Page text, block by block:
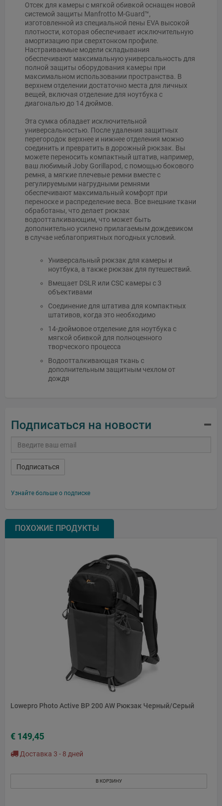
Отсек для камеры с мягкой обивкой оснащен новой
системой защиты Manfrotto M-Guard™,
изготовленной из специальной пены EVA высокой
плотности, которая обеспечивает исключительную
амортизацию при сверхтонком профиле.
Настраиваемые модели складывания
обеспечивают максимальную универсальность для
полной защиты оборудования камеры при
максимальном использовании пространства. В
верхнем отделении достаточно места для личных
вещей, включая отделение для ноутбука с
диагональю до 14 дюймов.
Эта сумка обладает исключительной
универсальностью. После удаления защитных
перегородок верхнее и нижнее отделения можно
соединить и превратить в дорожный рюкзак. Вы
можете переносить компактный штатив, например,
ваш любимый Joby Gorillapod, с помощью бокового
ремня, а мягкие плечевые ремни вместе с
регулируемыми нагрудными ремнями
обеспечивают максимальный комфорт при
переноске и распределение веса. Все внешние ткани
обработаны, что делает рюкзак
водоотталкивающим, что может быть
дополнительно усилено прилагаемым дождевиком
в случае неблагоприятных погодных условий.
Универсальный рюкзак для камеры и
ноутбука, а также рюкзак для путешествий.
Вмещает DSLR или CSC камеры с 3
объективами
Соединение для штатива для компактных
штативов, когда это необходимо
14-дюймовое отделение для ноутбука с
мягкой обивкой для полноценного
творческого процесса
Водоотталкивающая ткань с
дополнительным защитным чехлом от
дождя
Подписаться на новости
Подписаться
Узнайте больше о подписке
ПОХОЖИЕ ПРОДУКТЫ
Lowepro Photo Active BP 200 AW Рюкзак Черный/Серый
€ 149,45
Доставка 3 - 8 дней
В КОРЗИНУ